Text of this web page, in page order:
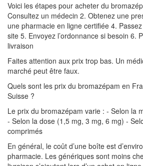
Voici les étapes pour acheter du
Consultez un médecin 2. Obtenez une
une pharmacie en ligne certifiée 4.
site 5. Envoyez l’ordonnance si besoin 6.
livraison
Faites attention aux prix trop bas. Un
marché peut être faux.
Quels sont les prix du bromazépam en
Suisse ?
Le prix du bromazépam varie : - Selon la
- Selon la dose (1,5 mg, 3 mg, 6 mg) -
comprimés
En général, le coût d’une boîte est
pharmacie. Les génériques sont moins